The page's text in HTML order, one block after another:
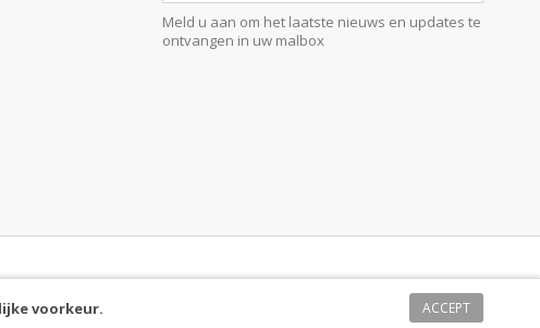
Meld u aan om het laatste nieuws en updates te
ontvangen in uw malbox
ACCEPT
voorkeur.